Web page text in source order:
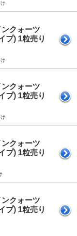
クォーツ
プ) 1粒売り
クォーツ
プ) 1粒売り
クォーツ
プ) 1粒売り
クォーツ
プ) 1粒売り